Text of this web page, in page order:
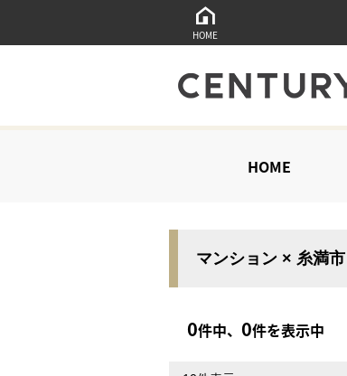
HOME
HOME
マンション × 糸満
0件中、 0件を表示中